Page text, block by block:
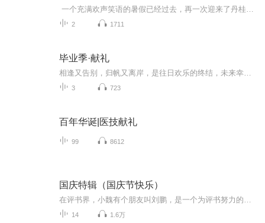
2 1711
毕业季·献礼
3 723
百年华诞|医技献礼
99 8612
国庆特辑（国庆节快乐）
14 1.6万